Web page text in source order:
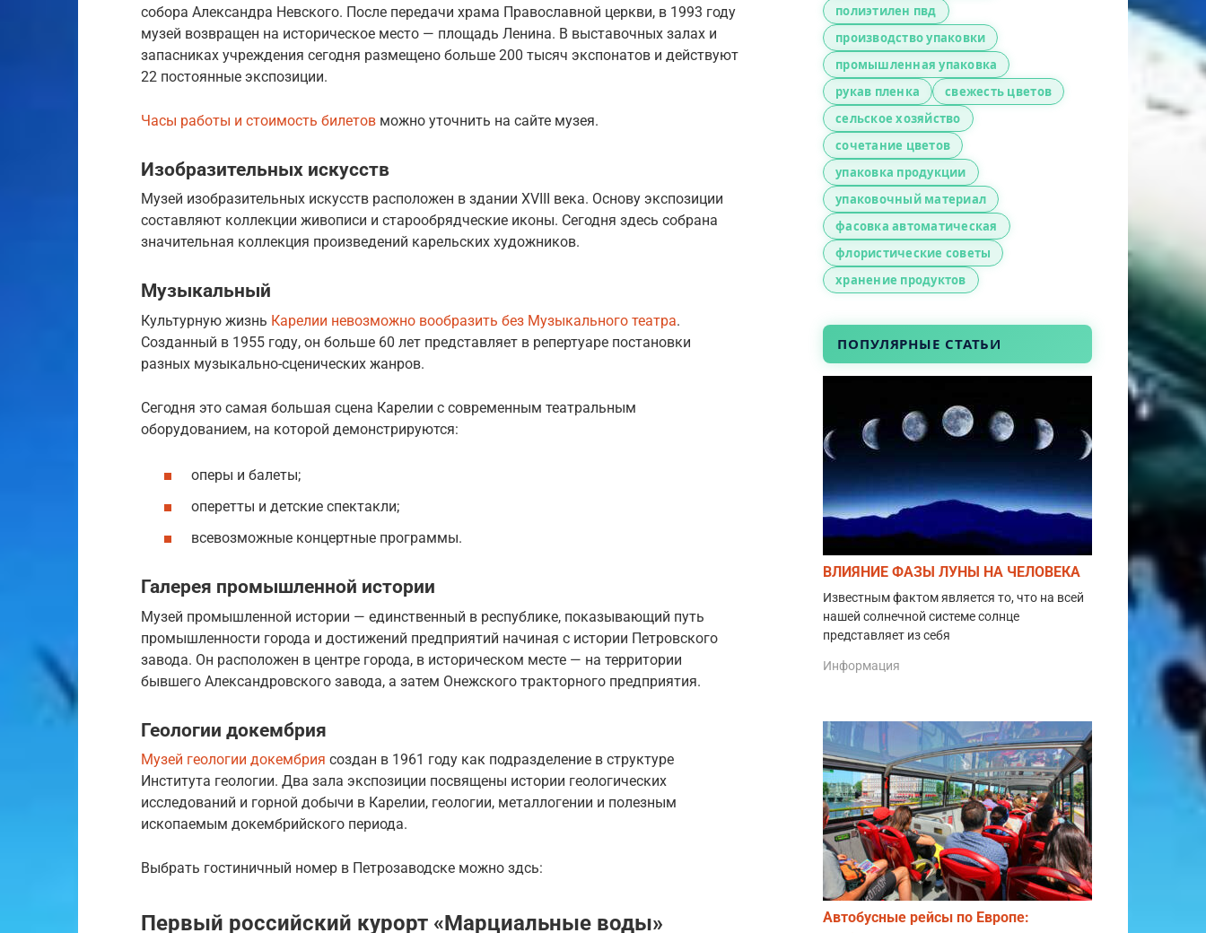
собора Александра Невского. После передачи храма Православной церкви, в 1993 году
музей возвращен на историческое место — площадь Ленина. В выставочных залах и
запасниках учреждения сегодня размещено больше 200 тысяч экспонатов и действуют
22 постоянные экспозиции.
Часы работы и стоимость билетов можно уточнить на сайте музея.
Изобразительных искусств
Музей изобразительных искусств расположен в здании XVIII века. Основу экспозиции
составляют коллекции живописи и старообрядческие иконы. Сегодня здесь собрана
значительная коллекция произведений карельских художников.
Музыкальный
Культурную жизнь Карелии невозможно вообразить без Музыкального театра.
Созданный в 1955 году, он больше 60 лет представляет в репертуаре постановки
разных музыкально-сценических жанров.
Сегодня это самая большая сцена Карелии с современным театральным
оборудованием, на которой демонстрируются:
оперы и балеты;
оперетты и детские спектакли;
всевозможные концертные программы.
Галерея промышленной истории
Музей промышленной истории — единственный в республике, показывающий путь
промышленности города и достижений предприятий начиная с истории Петровского
завода. Он расположен в центре города, в историческом месте — на территории
бывшего Александровского завода, а затем Онежского тракторного предприятия.
Геологии докембрия
Музей геологии докембрия создан в 1961 году как подразделение в структуре
Института геологии. Два зала экспозиции посвящены истории геологических
исследований и горной добычи в Карелии, геологии, металлогении и полезным
ископаемым докембрийского периода.
Выбрать гостиничный номер в Петрозаводске можно здсь:
Первый российский курорт «Марциальные воды»
полиэтилен пвд
производство упаковки
промышленная упаковка
рукав пленка
свежесть цветов
сельское хозяйство
сочетание цветов
упаковка продукции
упаковочный материал
фасовка автоматическая
флористические советы
хранение продуктов
ПОПУЛЯРНЫЕ СТАТЬИ
ВЛИЯНИЕ ФАЗЫ ЛУНЫ НА ЧЕЛОВЕКА
Известным фактом является то, что на всей
нашей солнечной системе солнце
представляет из себя
Информация
Автобусные рейсы по Европе: